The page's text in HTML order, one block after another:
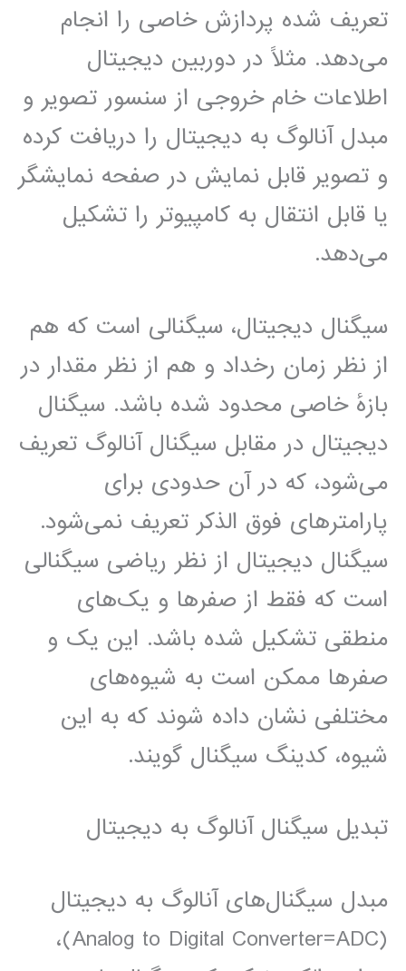
تعریف شده پردازش‌ خاصی را انجام
می‌دهد. مثلاً در دوربین دیجیتال
اطلاعات خام خروجی از سنسور تصویر و
مبدل آنالوگ به دیجیتال را دریافت کرده
و تصویر قابل نمایش در صفحه نمایشگر
یا قابل انتقال به کامپیوتر را تشکیل
می‌دهد.
سیگنال دیجیتال، سیگنالی است که هم
از نظر زمان رخداد و هم از نظر مقدار در
بازهٔ خاصی محدود شده باشد. سیگنال
دیجیتال در مقابل سیگنال آنالوگ تعریف
می‌شود، که در آن حدودی برای
پارامترهای فوق الذکر تعریف نمی‌شود.
سیگنال دیجیتال از نظر ریاضی سیگنالی
است که فقط از صفرها و یک‌های
منطقی تشکیل شده باشد. این یک و
صفرها ممکن است به شیوه‌های
مختلفی نشان داده شوند که به این
شیوه، کدینگ سیگنال گویند.
تبدیل سیگنال آنالوگ به دیجیتال
مبدل سیگنال‌های آنالوگ به دیجیتال
(Analog to Digital Converter=ADC)،